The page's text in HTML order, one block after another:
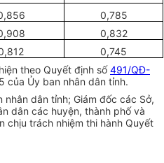
0,785
0,832
0,745
theo Quyết định số491/QĐ-
của Ủy ban nhân dân tỉnh.
nhân dân tỉnh; Giám đốc các Sở,
dân các huyện, thành phố và
chịu trách nhiệm thi hành Quyết